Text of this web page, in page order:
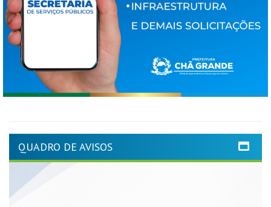
QUADRO DE AVISOS